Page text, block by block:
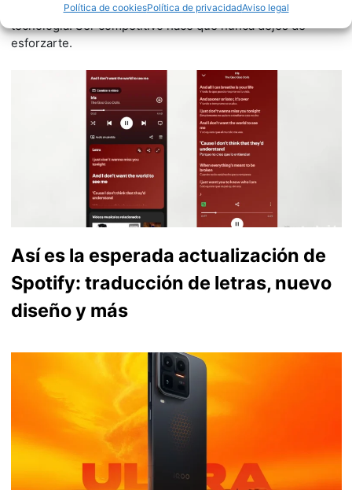
Política de cookiesPolítica de privacidadAviso legal
Redactor en Pro Android| Apasionado del deporte y la
tecnología. Ser competitivo hace que nunca dejes de
esforzarte.
Así es la esperada actualización de
Spotify: traducción de letras, nuevo
diseño y más